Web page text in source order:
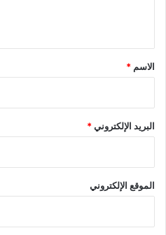
*
الاسم *
البريد الإلكتروني*
الموقع الإلكتروني